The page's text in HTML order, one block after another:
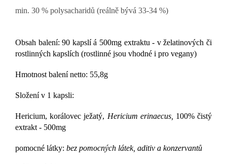
min. 30 % polysacharidů (reálně bývá 33-34 %)
Obsah balení: 90 kapslí á 500mg extraktu - v želatinových či
rostlinných kapslích (rostlinné jsou vhodné i pro vegany)
Hmotnost balení netto: 55,8g
Složení v 1 kapsli:
Hericium, korálovec ježatý, Hericium erinaecus, 100% čistý
extrakt - 500mg
pomocné látky: bez pomocných látek, aditiv a konzervantů